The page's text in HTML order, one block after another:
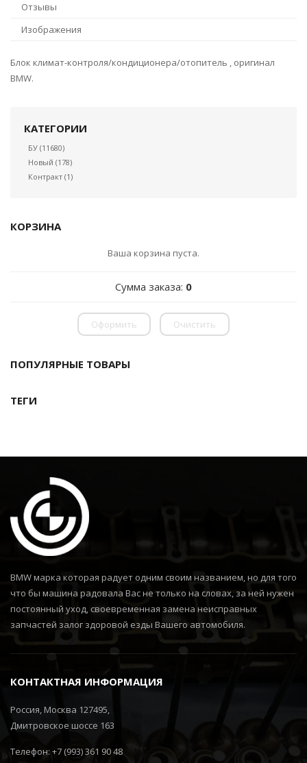
Отзывы
Изображения
Блок климат-контроля/кондиционера/отопитель , оригинал
BMW.
КАТЕГОРИИ
БУ (11680)
Новый (178)
Контракт (1)
КОРЗИНА
Ваша корзина пуста.
Сумма заказа: 0
Оформить Очистить
ПОПУЛЯРНЫЕ ТОВАРЫ
ТЕГИ
BMW марка которая радует одним своим названием, но для того
что бы машина радовала Вас не только на словах, за ней нужен
постоянный уход, своевременная замена неисправных
запчастей залог здоровой езды Вашего автомобиля.
КОНТАКТНАЯ ИНФОРМАЦИЯ
Россия, Москва 127495,
Дмитровское шоссе 163
Телефон: +7 (993) 361 90 48